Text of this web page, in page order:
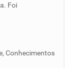
Foi
Conhecimentos